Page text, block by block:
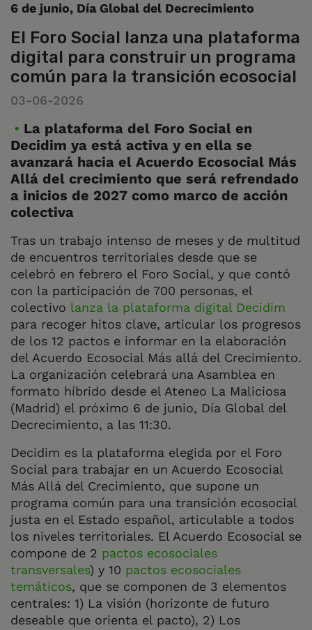
6 de junio, Día Global del Decrecimiento
El Foro Social lanza una plataforma
digital para construir un programa
común para la transición ecosocial
03-06-2026
La plataforma del Foro Social en
Decidim ya está activa y en ella se
avanzará hacia el Acuerdo Ecosocial Más
Allá del crecimiento que será refrendado
a inicios de 2027 como marco de acción
colectiva
Tras un trabajo intenso de meses y de multitud
de encuentros territoriales desde que se
celebró en febrero el Foro Social, y que contó
con la participación de 700 personas, el
colectivo lanza la plataforma digital Decidim
para recoger hitos clave, articular los progresos
de los 12 pactos e informar en la elaboración
del Acuerdo Ecosocial Más allá del Crecimiento.
La organización celebrará una Asamblea en
formato híbrido desde el Ateneo La Maliciosa
(Madrid) el próximo 6 de junio, Día Global del
Decrecimiento, a las 11:30.
Decidim es la plataforma elegida por el Foro
Social para trabajar en un Acuerdo Ecosocial
Más Allá del Crecimiento, que supone un
programa común para una transición ecosocial
justa en el Estado español, articulable a todos
los niveles territoriales. El Acuerdo Ecosocial se
compone de 2 pactos ecosociales
transversales) y 10 pactos ecosociales
temáticos, que se componen de 3 elementos
centrales: 1) La visión (horizonte de futuro
deseable que orienta el pacto), 2) Los